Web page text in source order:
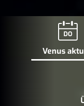
DO
Venus